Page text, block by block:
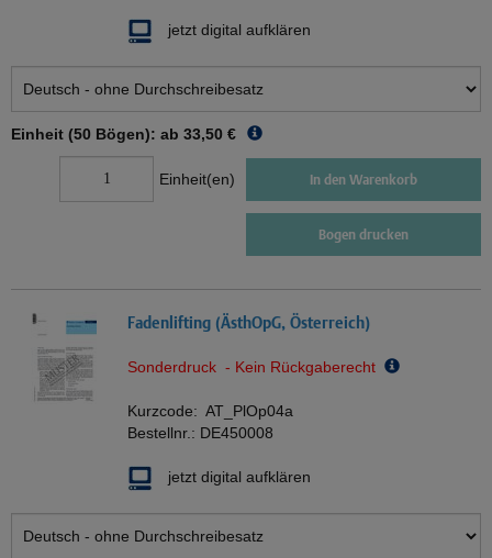
jetzt digital aufklären
Einheit (50 Bögen): ab 33,50 €
Einheit(en) In den Warenkorb
Bogen drucken
Fadenlifting (ÄsthOpG, Österreich)
Sonderdruck - Kein Rückgaberecht
Kurzcode: AT_PlOp04a
Bestellnr.: DE450008
jetzt digital aufklären